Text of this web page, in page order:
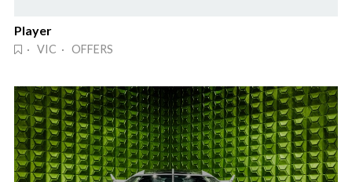
Player
· VIC · OFFERS